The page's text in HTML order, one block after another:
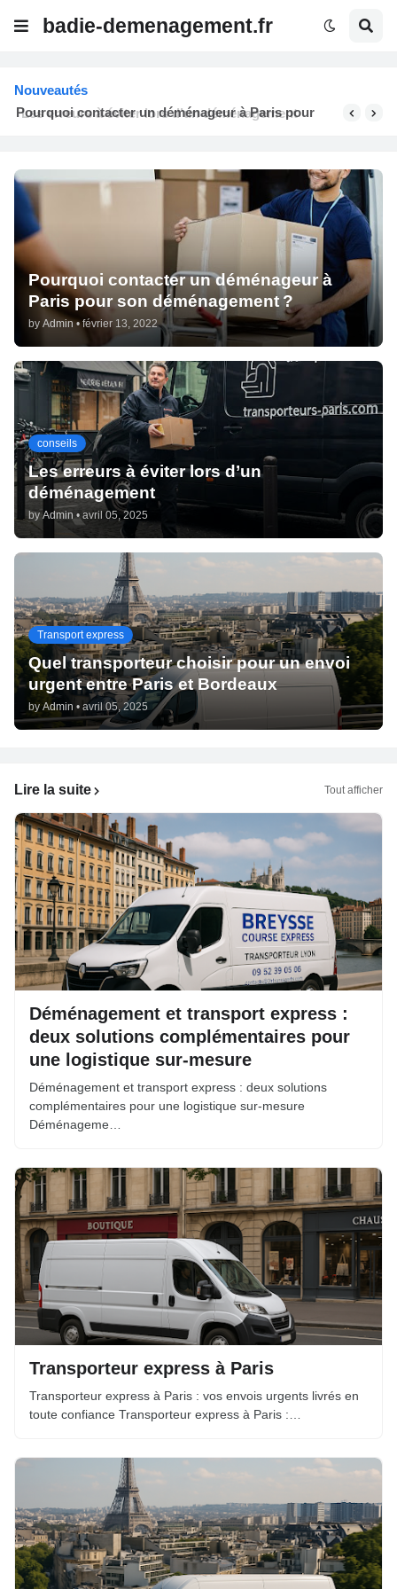
badie-demenagement.fr
Nouveautés
Les erreurs à éviter lors d’un déménagement
Pourquoi contacter un déménageur à
Paris pour son déménagement ?
by Admin • février 13, 2022
conseils
Les erreurs à éviter lors d’un
déménagement
by Admin • avril 05, 2025
Transport express
Quel transporteur choisir pour un envoi
urgent entre Paris et Bordeaux
by Admin • avril 05, 2025
Lire la suite Tout afficher
Déménagement et transport express :
deux solutions complémentaires pour
une logistique sur-mesure
Déménagement et transport express : deux solutions
complémentaires pour une logistique sur-mesure
Déménageme…
Transporteur express à Paris
Transporteur express à Paris : vos envois urgents livrés en
toute confiance Transporteur express à Paris :…